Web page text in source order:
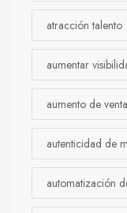
atracción talento
aumentar
aumento de
autenticidad de
automatización